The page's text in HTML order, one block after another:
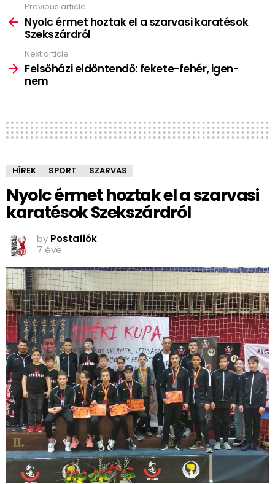
more
Previous article
Nyolc érmet hoztak el a szarvasi karatésok
Szekszárdról
Next article
Felsőházi eldöntendő: fekete-fehér, igen-
nem
HÍREK SPORT SZARVAS
Nyolc érmet hoztak el a szarvasi
karatésok Szekszárdról
by Postafiók
7 éve